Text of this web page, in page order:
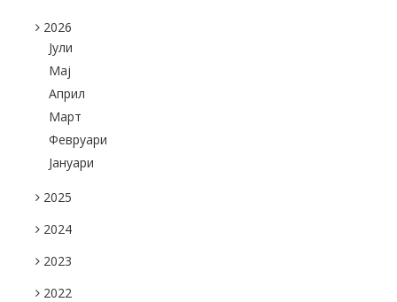
2026
Јули
Maj
Април
Март
Февруари
Јануари
2025
2024
2023
2022